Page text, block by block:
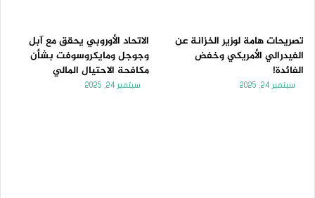
تصريحات هامة لوزير الخزانة عن
الفيدرالي الأمريكي وخفض
الفائدة!
سبتمبر 24, 2025
الاتحاد الأوروبي يحقق مع آبل
وجوجل ومايكروسوفت بشأن
مكافحة الاحتيال المالي
سبتمبر 24, 2025